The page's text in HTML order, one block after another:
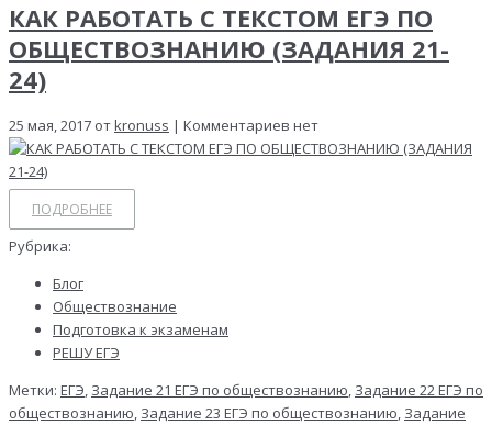
КАК РАБОТАТЬ С ТЕКСТОМ ЕГЭ ПО
ОБЩЕСТВОЗНАНИЮ (ЗАДАНИЯ 21-
24)
25 мая, 2017 отkronuss | Комментариев нет
ПОДРОБНЕЕ
Рубрика:
Блог
Обществознание
Подготовка к экзаменам
РЕШУ ЕГЭ
Метки: ЕГЭ, Задание 21 ЕГЭ по обществознанию, Задание 22 ЕГЭ по
обществознанию, Задание 23 ЕГЭ по обществознанию, Задание